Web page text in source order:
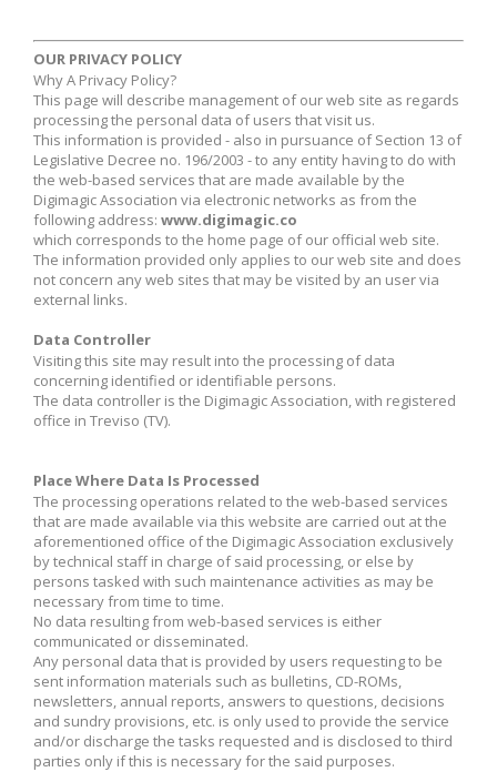
OUR PRIVACY POLICY
Why A Privacy Policy?
This page will describe management of our web site as regards
processing the personal data of users that visit us.
This information is provided - also in pursuance of Section 13 of
Legislative Decree no. 196/2003 - to any entity having to do with
the web-based services that are made available by the
Digimagic Association via electronic networks as from the
following address: www.digimagic.co
which corresponds to the home page of our official web site.
The information provided only applies to our web site and does
not concern any web sites that may be visited by an user via
external links.
Data Controller
Visiting this site may result into the processing of data
concerning identified or identifiable persons.
The data controller is the Digimagic Association, with registered
office in Treviso (TV).
Place Where Data Is Processed
The processing operations related to the web-based services
that are made available via this website are carried out at the
aforementioned office of the Digimagic Association exclusively
by technical staff in charge of said processing, or else by
persons tasked with such maintenance activities as may be
necessary from time to time.
No data resulting from web-based services is either
communicated or disseminated.
Any personal data that is provided by users requesting to be
sent information materials such as bulletins, CD-ROMs,
newsletters, annual reports, answers to questions, decisions
and sundry provisions, etc. is only used to provide the service
and/or discharge the tasks requested and is disclosed to third
parties only if this is necessary for the said purposes.